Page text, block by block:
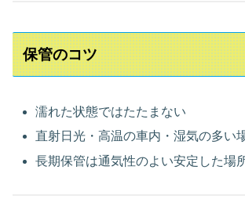
保管のコツ
濡れた状態ではたたまない
直射日光・高温の車内・湿気の多い
長期保管は通気性のよい安定した場